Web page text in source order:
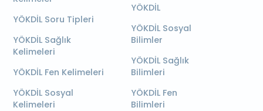
YÖKDİL Soru Tipleri
YÖKDİL Sağlık
Kelimeleri
YÖKDİL Fen Kelimeleri
YÖKDİL Sosyal
Kelimeleri
YÖKDİL
YÖKDİL Sosyal
Bilimler
YÖKDİL Sağlık
Bilimleri
YÖKDİL Fen
Bilimleri